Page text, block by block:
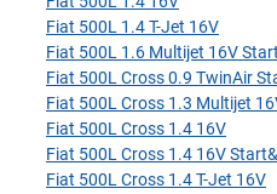
Fiat 500L 1.4 T-Jet 16V
Fiat 500L 1.6 Multijet 16V
Fiat 500L Cross 0.9 TwinAir
Fiat 500L Cross 1.3 Multijet
Fiat 500L Cross 1.4 16V
Fiat 500L Cross 1.4 16V
Fiat 500L Cross 1.4 T-Jet 16V